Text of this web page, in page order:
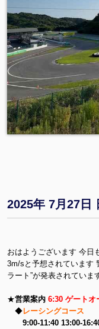
2025年 7月27日
おはようございます 今日
3m/sと予想されています
ラート”が発表されていま
★営業案内 6:30 ゲートオ
◆レーシングコース
9:00-11:40 13:00-